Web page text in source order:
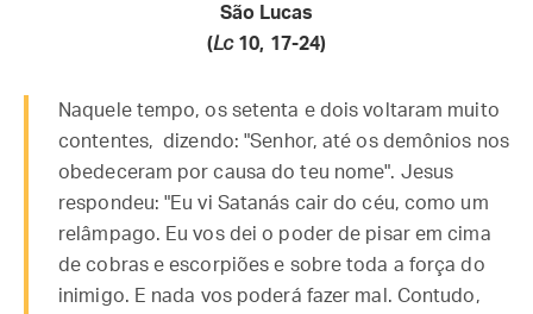
São Lucas
(Lc10, 17-24)
Naquele tempo, os setenta e dois voltaram muito
contentes, dizendo: "Senhor, até os demônios nos
obedeceram por causa do teu nome". Jesus
respondeu: "Eu vi Satanás cair do céu, como um
relâmpago. Eu vos dei o poder de pisar em cima
de cobras e escorpiões e sobre toda a força do
inimigo. E nada vos poderá fazer mal. Contudo,